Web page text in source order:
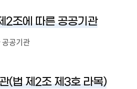
2조에 따른 공공기관
공기관
(법 제2조 제3호 라목)